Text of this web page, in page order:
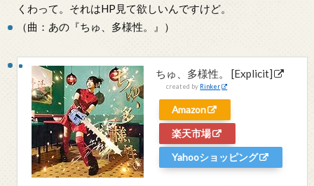
くわって。それはHP見て欲しいんですけど。
（曲：あの『ちゅ、多様性。』）
ちゅ、多様性。 [Explicit]
created by Rinker
Amazon
楽天市場
Yahooショッピング